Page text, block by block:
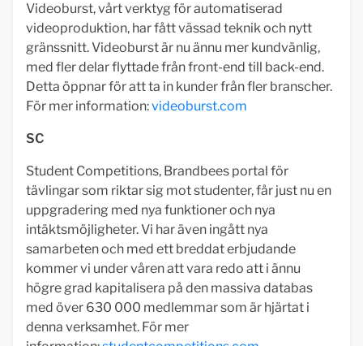
Videoburst, vårt verktyg för automatiserad
videoproduktion, har fått vässad teknik och nytt
gränssnitt. Videoburst är nu ännu mer kundvänlig,
med fler delar flyttade från front-end till back-end.
Detta öppnar för att ta in kunder från fler branscher.
För mer information:videoburst.com
SC
Student Competitions, Brandbees portal för
tävlingar som riktar sig mot studenter, får just nu en
uppgradering med nya funktioner och nya
intäktsmöjligheter. Vi har även ingått nya
samarbeten och med ett breddat erbjudande
kommer vi under våren att vara redo att i ännu
högre grad kapitalisera på den massiva databas
med över 630 000 medlemmar som är hjärtat i
denna verksamhet. För mer